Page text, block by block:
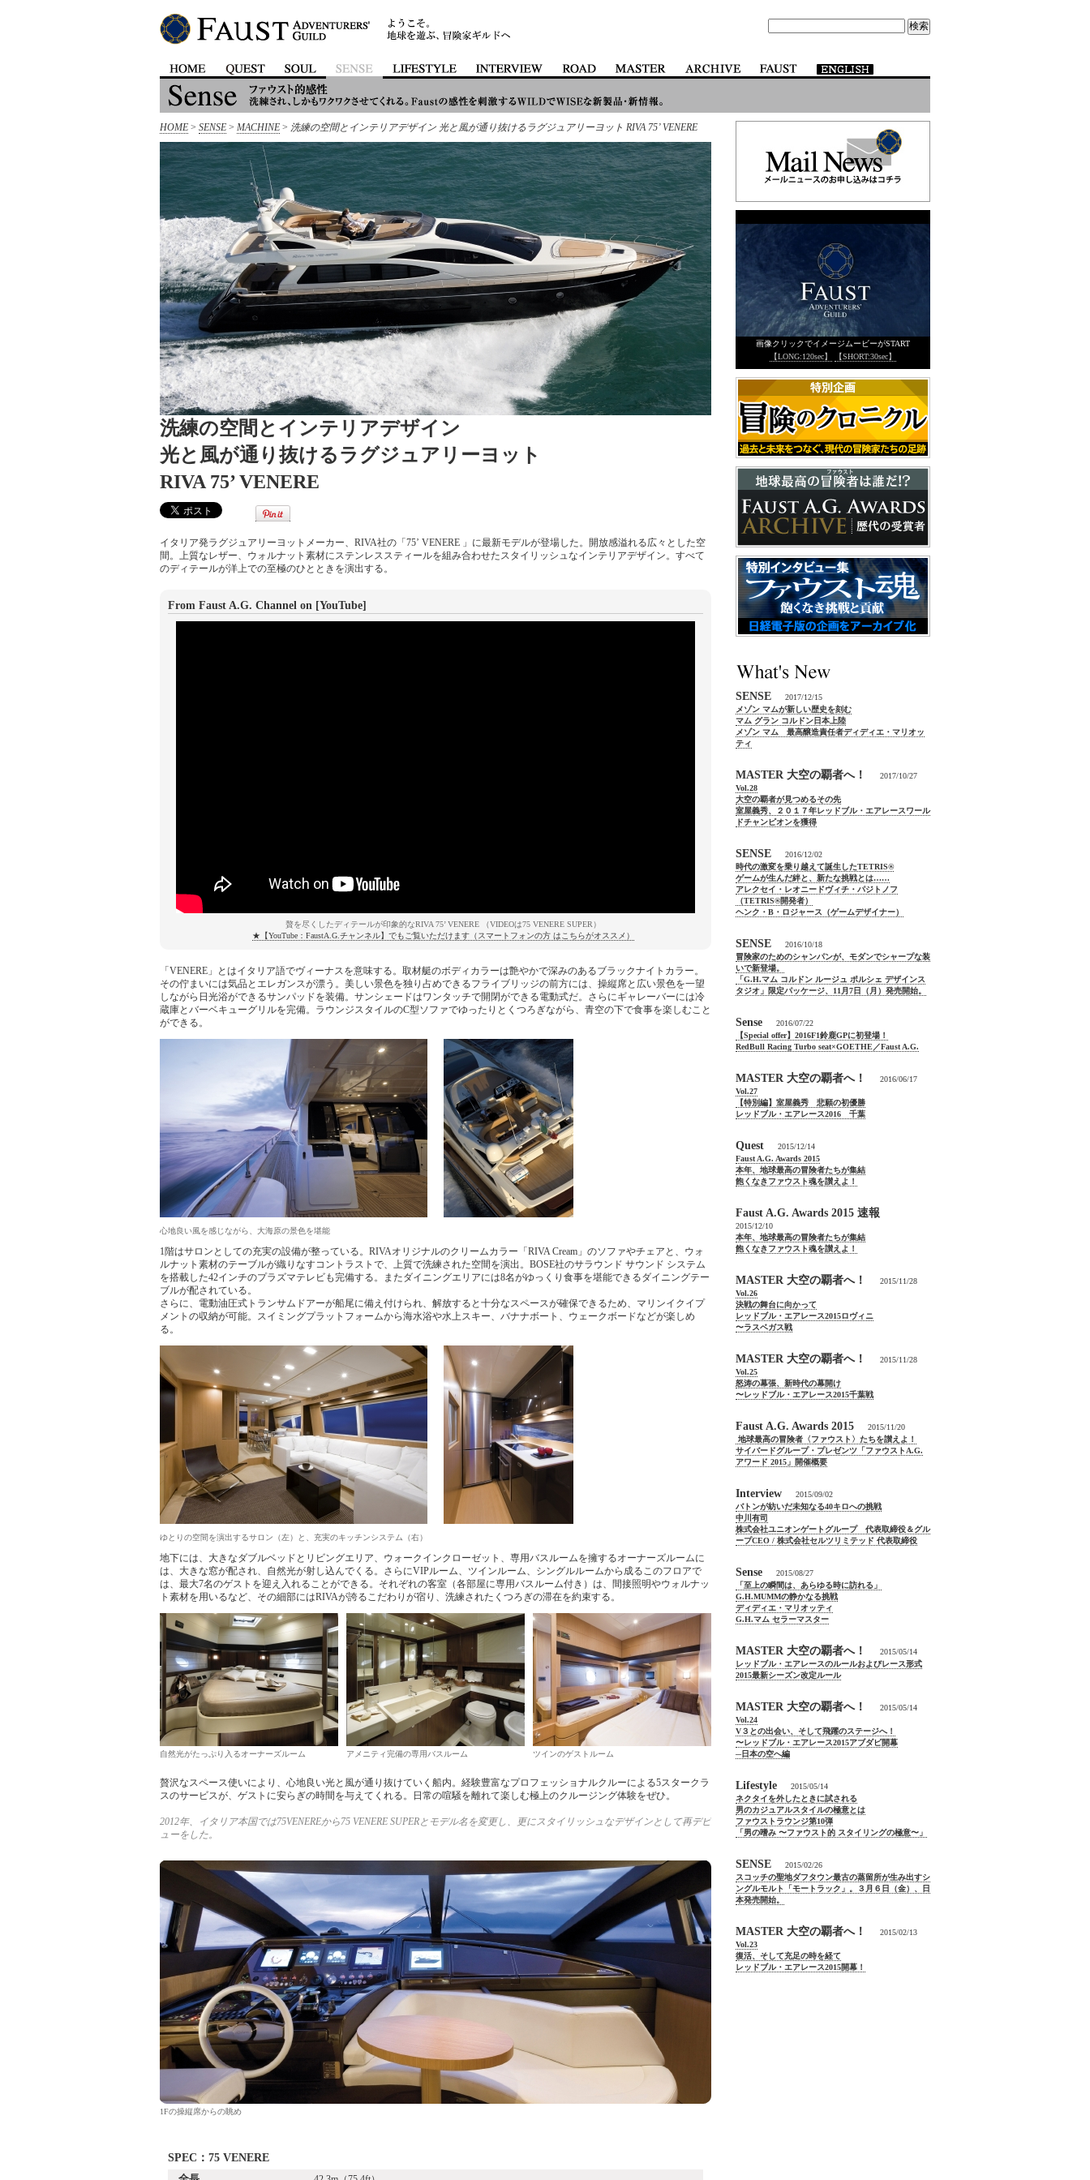
HOME > SENSE > MACHINE > 洗練の空間とインテリアデザイン 光と風が通り抜けるラグジュアリーヨット RIVA 75’ VENERE
洗練の空間とインテリアデザイン
光と風が通り抜けるラグジュアリーヨット
RIVA 75’ VENERE
イタリア発ラグジュアリーヨットメーカー、RIVA社の「75’ VENERE 」に最新モデルが登場した。開放感溢れる広々とした空
間。上質なレザー、ウォルナット素材にステンレススティールを組み合わせたスタイリッシュなインテリアデザイン。すべて
のディテールが洋上での至極のひとときを演出する。
From Faust A.G. Channel on [YouTube]
贅を尽くしたディテールが印象的なRIVA 75’ VENERE （VIDEOは75 VENERE SUPER）
★【YouTube：FaustA.G.チャンネル】でもご覧いただけます（スマートフォンの方 はこちらがオススメ）
「VENERE」とはイタリア語でヴィーナスを意味する。取材艇のボディカラーは艶やかで深みのあるブラックナイトカラー。
その佇まいには気品とエレガンスが漂う。美しい景色を独り占めできるフライブリッジの前方には、操縦席と広い景色を一望
しながら日光浴ができるサンパッドを装備。サンシェードはワンタッチで開閉ができる電動式だ。さらにギャレーバーには冷
蔵庫とバーベキューグリルを完備。ラウンジスタイルのC型ソファでゆったりとくつろぎながら、青空の下で食事を楽しむこと
ができる。
心地良い風を感じながら、大海原の景色を堪能
1階はサロンとしての充実の設備が整っている。RIVAオリジナルのクリームカラー「RIVA Cream」のソファやチェアと、ウォ
ルナット素材のテーブルが織りなすコントラストで、上質で洗練された空間を演出。BOSE社のサラウンド サウンド システム
を搭載した42インチのプラズマテレビも完備する。またダイニングエリアには8名がゆっくり食事を堪能できるダイニングテー
ブルが配されている。
さらに、電動油圧式トランサムドアーが船尾に備え付けられ、解放すると十分なスペースが確保できるため、マリンイクイプ
メントの収納が可能。スイミングプラットフォームから海水浴や水上スキー、バナナボート、ウェークボードなどが楽しめ
る。
ゆとりの空間を演出するサロン（左）と、充実のキッチンシステム（右）
地下には、大きなダブルベッドとリビングエリア、ウォークインクローゼット、専用バスルームを擁するオーナーズルームに
は、大きな窓が配され、自然光が射し込んでくる。さらにVIPルーム、ツインルーム、シングルルームから成るこのフロアで
は、最大7名のゲストを迎え入れることができる。それぞれの客室（各部屋に専用バスルーム付き）は、間接照明やウォルナッ
ト素材を用いるなど、その細部にはRIVAが誇るこだわりが宿り、洗練されたくつろぎの滞在を約束する。
自然光がたっぷり入るオーナーズルーム アメニティ完備の専用バスルーム ツインのゲストルーム
贅沢なスペース使いにより、心地良い光と風が通り抜けていく船内。経験豊富なプロフェッショナルクルーによる5スタークラ
スのサービスが、ゲストに安らぎの時間を与えてくれる。日常の喧騒を離れて楽しむ極上のクルージング体験をぜひ。
2012年、イタリア本国では75VENEREから75 VENERE SUPERとモデル名を変更し、更にスタイリッシュなデザインとして再デビ
ューをした。
1Fの操縦席からの眺め
SPEC：75 VENERE
画像クリックでイメージムービーがSTART
【LONG:120sec】
【SHORT:30sec】
SENSE
2017/12/15
メゾン マムが新しい歴史を刻む
マム グラン コルドン日本上陸
メゾン マム 最高醸造責任者ディディエ・マリオッ
ティ
MASTER 大空の覇者へ！
2017/10/27
Vol.28
大空の覇者が見つめるその先
室屋義秀、２０１７年レッドブル・エアレースワール
ドチャンピオンを獲得
SENSE
2016/12/02
時代の激変を乗り越えて誕生したTETRIS®
ゲームが生んだ絆と、新たな挑戦とは……
アレクセイ・レオニードヴィチ・パジトノフ
（TETRIS®開発者）
ヘンク・B・ロジャース（ゲームデザイナー）
SENSE
2016/10/18
冒険家のためのシャンパンが、モダンでシャープな装
いで新登場。
「G.H.マム コルドン ルージュ ポルシェ デザインス
タジオ」限定パッケージ、11月7日（月）発売開始。
Sense
2016/07/22
【Special offer】2016F1鈴鹿GPに初登場！
RedBull Racing Turbo seat×GOETHE／Faust A.G.
MASTER 大空の覇者へ！
2016/06/17
Vol.27
【特別編】室屋義秀 悲願の初優勝
レッドブル・エアレース2016 千葉
Quest
2015/12/14
Faust A.G. Awards 2015
本年、地球最高の冒険者たちが集結
飽くなきファウスト魂を讃えよ！
Faust A.G. Awards 2015 速報
2015/12/10
本年、地球最高の冒険者たちが集結
飽くなきファウスト魂を讃えよ！
MASTER 大空の覇者へ！
2015/11/28
Vol.26
決戦の舞台に向かって
レッドブル・エアレース2015ロヴィニ
〜ラスベガス戦
MASTER 大空の覇者へ！
2015/11/28
Vol.25
怒涛の幕張、新時代の幕開け
〜レッドブル・エアレース2015千葉戦
Faust A.G. Awards 2015
2015/11/20
地球最高の冒険者〈ファウスト〉たちを讃えよ！
サイバードグループ・プレゼンツ「ファウストA.G.
アワード 2015」開催概要
Interview
2015/09/02
バトンが紡いだ未知なる40キロへの挑戦
中川有司
株式会社ユニオンゲートグループ 代表取締役＆グル
ープCEO / 株式会社セルツリミテッド 代表取締役
Sense
2015/08/27
「至上の瞬間は、あらゆる時に訪れる」
G.H.MUMMの静かなる挑戦
ディディエ・マリオッティ
G.H.マム セラーマスター
MASTER 大空の覇者へ！
2015/05/14
レッドブル・エアレースのルールおよびレース形式
2015最新シーズン改定ルール
MASTER 大空の覇者へ！
2015/05/14
Vol.24
V３との出会い、そして飛躍のステージへ！
〜レッドブル・エアレース2015アブダビ開幕
─日本の空へ編
Lifestyle
2015/05/14
ネクタイを外したときに試される
男のカジュアルスタイルの極意とは
ファウストラウンジ第10弾
「男の嗜み 〜ファウスト的 スタイリングの極意〜」
SENSE
2015/02/26
スコッチの聖地ダフタウン最古の蒸留所が生み出すシ
ングルモルト「モートラック」。３月６日（金）、日
本発売開始。
MASTER 大空の覇者へ！
2015/02/13
Vol.23
復活、そして充足の時を経て
レッドブル・エアレース2015開幕！